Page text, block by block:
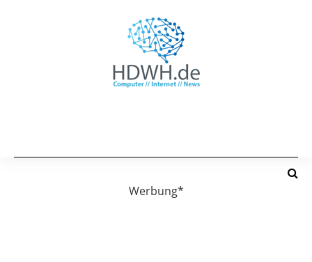
Werbung*